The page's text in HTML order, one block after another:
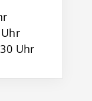
Uhr